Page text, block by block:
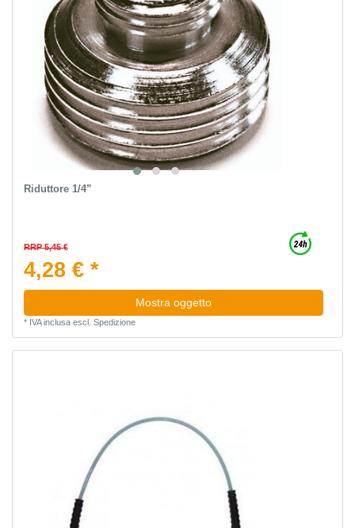
Riduttore 1/4”
RRP 5,45 €
4,28 € *
Mostra oggetto
* IVA inclusaescl. Spedizione